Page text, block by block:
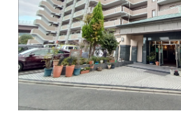
当日は複数会場でオープンルームを開
ご来場の際は、事前にご予約・ご連絡
とスムーズにご案内が可能です。
詳細やご予約等は、➿：0120-428-
いませ。
皆様のご来場を心よりお待ちしておりま
大10万円分のヤマダポイントプレゼン
さらに、ヤマダ電機で家具家電の購入
てくる！
【ヤマダ不動産で売る】
□来店査定相談、訪問査定をご依頼の
【ポイント】
■令和4年11月下旬水回り新調！フル
変おキレイです！
■京阪線「淀」駅徒歩11分！
■11階部分！最上階角部屋のお部屋
新着情報随時更新！
ヤマダ不動産京都伏見店のインスタグ